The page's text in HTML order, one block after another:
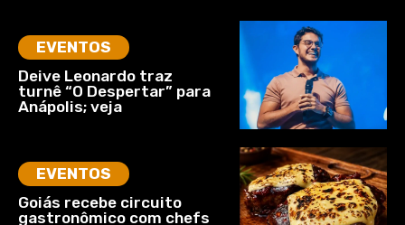
EVENTOS
Deive Leonardo traz
turnê “O Despertar” para
Anápolis; veja
EVENTOS
Goiás recebe circuito
gastronômico com chefs